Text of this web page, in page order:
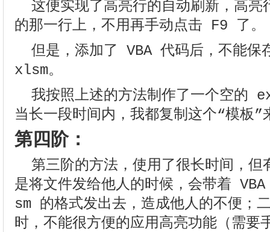
这便实现了高亮行的自动刷新，高亮
的那一行上，不用再手动点击 F9 了。
但是，添加了 VBA 代码后，不能
xlsm。
我按照上述的方法制作了一个空的
当长一段时间内，我都复制这个“模
第四阶：
第三阶的方法，使用了很长时间，但
是将文件发给他人的时候，会带着
sm 的格式发出去，造成他人的不便
时，不能很方便的应用高亮功能（需要